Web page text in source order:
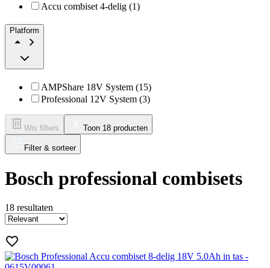
Accu combiset 4-delig (1)
Platform
AMPShare 18V System (15)
Professional 12V System (3)
Wis filters Toon 18 producten
Filter & sorteer
Bosch professional combisets
18 resultaten